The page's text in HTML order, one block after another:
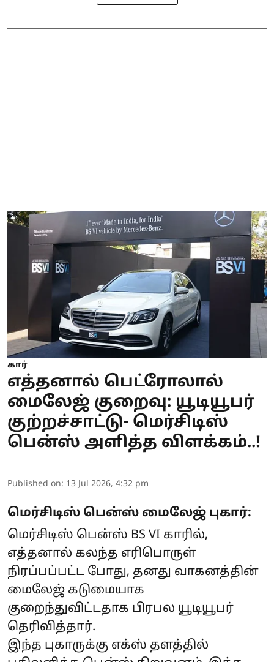
கார்
எத்தனால் பெட்ரோலால்
மைலேஜ் குறைவு: யூடியூபர்
குற்றச்சாட்டு- மெர்சிடிஸ்
பென்ஸ் அளித்த விளக்கம்..!
Published on: 13 Jul 2026, 4:32 pm
மெர்சிடிஸ் பென்ஸ் மைலேஜ் புகார்:
மெர்சிடிஸ் பென்ஸ் BS VI காரில்,
எத்தனால் கலந்த எரிபொருள்
நிரப்பப்பட்ட போது, தனது வாகனத்தின்
மைலேஜ் கடுமையாக
குறைந்துவிட்டதாக பிரபல யூடியூபர்
தெரிவித்தார்.
இந்த புகாருக்கு எக்ஸ் தளத்தில்